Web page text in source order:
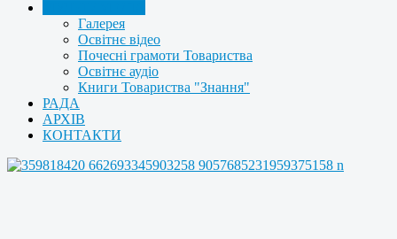
Галерея
Освітнє відео
Почесні грамоти Товариства
Освітнє аудіо
Книги Товариства "Знання"
РАДА
АРХІВ
КОНТАКТИ